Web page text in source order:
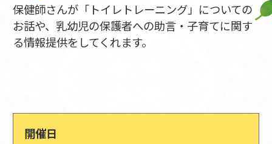
保健師さんが「トイレトレーニング」についての
お話や、乳幼児の保護者への助言・子育てに関す
る情報提供をしてくれます。
開催日